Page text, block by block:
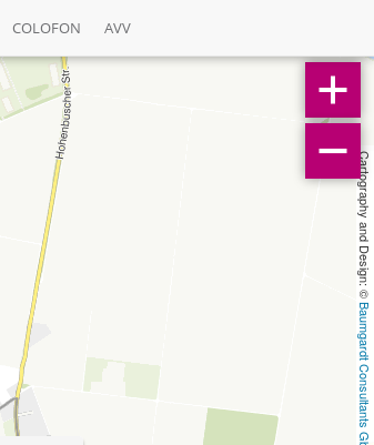
COLOFON AVV
Cartography and Design: ©
Baumgardt Consultants GbR